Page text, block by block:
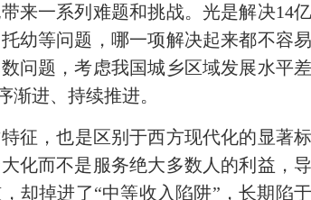
一系列难题和挑战。光是解决14亿
幼等问题，哪一项解决起来都不容
问题，考虑我国城乡区域发展水平
进、持续推进。
征，也是区别于西方现代化的显著
化而不是服务绝大多数人的利益，
却掉进了“中等收入陷阱”，长期陷